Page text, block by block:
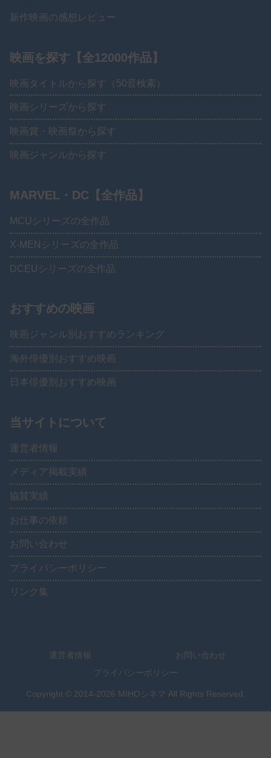
新作映画の感想レビュー
映画を探す【全12000作品】
映画タイトルから探す（50音検索）
映画シリーズから探す
映画賞・映画祭から探す
映画ジャンルから探す
MARVEL・DC【全作品】
MCUシリーズの全作品
X-MENシリーズの全作品
DCEUシリーズの全作品
おすすめの映画
映画ジャンル別おすすめランキング
海外俳優別おすすめ映画
日本俳優別おすすめ映画
当サイトについて
運営者情報
メディア掲載実績
協賛実績
お仕事の依頼
お問い合わせ
プライバシーポリシー
リンク集
運営者情報
お問い合わせ
プライバシーポリシー
Copyright © 2014-2026 MIHOシネマ All Rights Reserved.